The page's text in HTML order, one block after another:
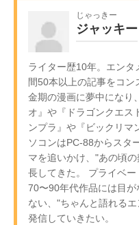
じゃっきー
ジャッキー
ライター歴10年。エン
間50本以上の記事をコ
金期の漫画に夢中になり
オ』や『ドラゴンクエス
ンプラ』や『ビックリマ
ソコンはPC-88からスタ
マを追いかけ、"あの頃
長してきた。 プライベ
70〜90年代作品には目
ない、"ちゃんと語れる
発信していきたい。